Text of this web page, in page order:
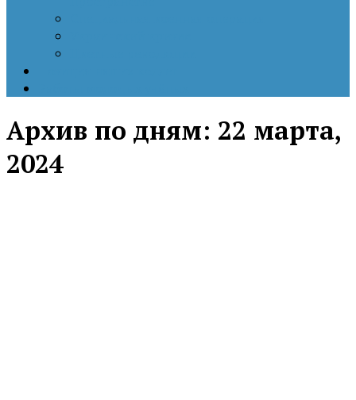
Архив по дням: 22 марта,
2024